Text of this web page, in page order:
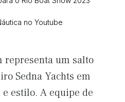
no Youtube
representa um salto
Sedna Yachts em
estilo. A equipe de